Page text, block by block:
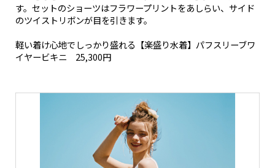
す。セットのショーツはフラワープリントをあしらい、サイド
のツイストリボンが目を引きます。
軽い着け心地でしっかり盛れる【楽盛り水着】パフスリーブワ
イヤービキニ 25,300円